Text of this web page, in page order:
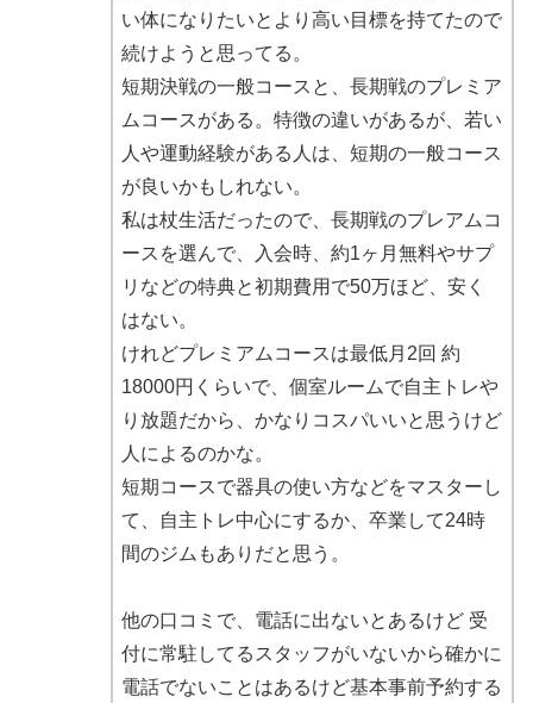
い体になりたいとより高い目標を持てたので
続けようと思ってる。
短期決戦の一般コースと、長期戦のプレミア
ムコースがある。特徴の違いがあるが、若い
人や運動経験がある人は、短期の一般コース
が良いかもしれない。
私は杖生活だったので、長期戦のプレアムコ
ースを選んで、入会時、約1ヶ月無料やサプ
リなどの特典と初期費用で50万ほど、安く
はない。
けれどプレミアムコースは最低月2回 約
18000円くらいで、個室ルームで自主トレや
り放題だから、かなりコスパいいと思うけど
人によるのかな。
短期コースで器具の使い方などをマスターし
て、自主トレ中心にするか、卒業して24時
間のジムもありだと思う。
他の口コミで、電話に出ないとあるけど 受
付に常駐してるスタッフがいないから確かに
電話でないことはあるけど基本事前予約する